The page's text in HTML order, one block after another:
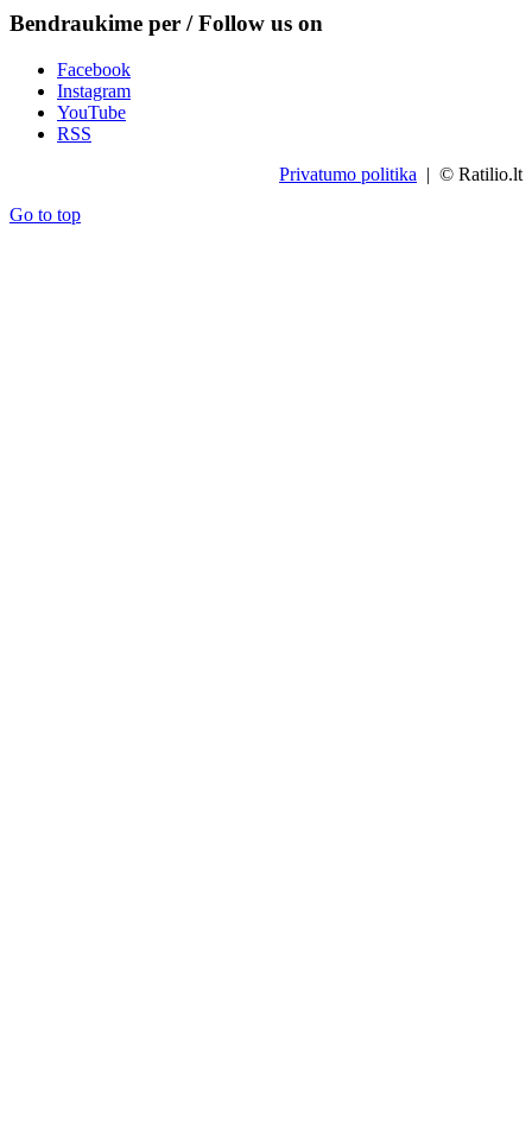
Bendraukime per / Follow us on
Facebook
Instagram
YouTube
RSS
Privatumo politika | © Ratilio.lt
Go to top